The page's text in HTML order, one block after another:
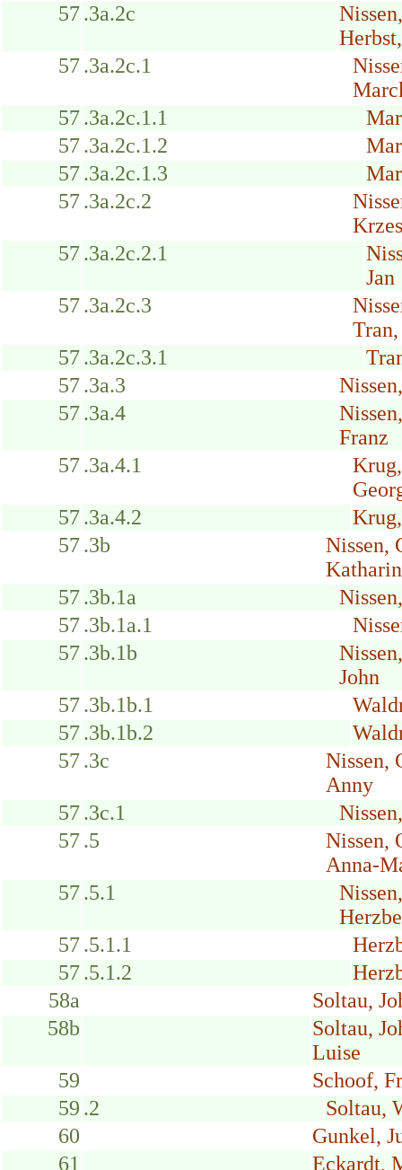
57.3a.2c
57.3a.2c.1
57.3a.2c.1.1
57.3a.2c.1.2
57.3a.2c.1.3
57.3a.2c.2
57.3a.2c.2.1
Jan
57.3a.2c.3
57.3a.2c.3.1
57.3a.3
57.3a.4
Franz
57.3a.4.1
57.3a.4.2
57.3b
Nissen,
57.3b.1a
57.3b.1a.1
57.3b.1b
John
57.3b.1b.1
57.3b.1b.2
57.3c
Nissen,
Anny
57.3c.1
57.5
Nissen,
Anna-
57.5.1
57.5.1.1
57.5.1.2
58a
Soltau,
58b
Soltau,
Luise
59
Schoof,
59 .2
Soltau,
60
Gunkel,
61
Eckardt,